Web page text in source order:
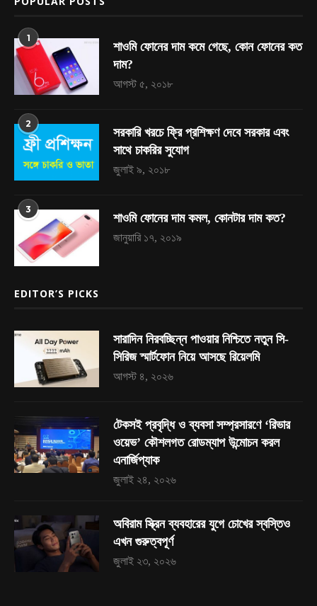
1
শাওমি ফোনের দাম কমে গেছে, কোন ফোনের কত
দাম?
আগস্ট ৫, ২০১৮
2
সরকারি খরচে ফ্রি প্রশিক্ষণ দেবে সরকার এবং
সাথে চাকরির সুযোগ
জুলাই ৯, ২০১৮
3
শাওমি ফোনের দাম কমল, কোনটার দাম কত?
জানুয়ারি ১৭, ২০১৯
EDITOR’S PICKS
সারাদিন নিরবচ্ছিন্ন পাওয়ার নিশ্চিতে নতুন সি-
সিরিজ স্মার্টফোন নিয়ে আসছে রিয়েলমি
আগস্ট ৪, ২০২৬
টেকসই প্রবৃদ্ধি ও ব্যবসা সম্প্রসারণে ‘রিভার
ওয়েভ’ কৌশলগত রোডম্যাপ উন্মোচন করল
এনার্জিপ্যাক
জুলাই ২৪, ২০২৬
অবিরাম স্ক্রিন ব্যবহারের যুগে চোখের স্বস্তিও
এখন গুরুত্বপূর্ণ
জুলাই ২৩, ২০২৬